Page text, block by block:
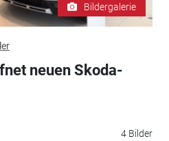
Bildergalerie
neuen Skoda-
4 Bilder